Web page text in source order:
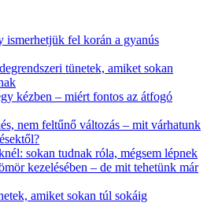
ismerhetjük fel korán a gyanús
tünetek, amiket sokan
kézben – miért fontos az átfogó
nem feltűnő változás – mit várhatunk
sokan tudnak róla, mégsem lépnek
kezelésében – de mit tehetünk már
amiket sokan túl sokáig